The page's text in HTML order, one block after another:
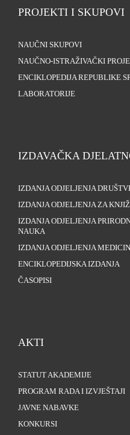
PROJEKTI I SKUPOVI
NAUČNI SKUPOVI
NAUČNO-ISTRAŽIVAČKI
ENCIKLOPEDIJA REPUBLIKE
LABORATORIJE
IZDAVAČKA
IZDANJA ODJELJENJA
IZDANJA ODJELJENJA ZA
IZDANJA ODJELJENJA
NAUKA
IZDANJA ODJELJENJA
ENCIKLOPEDIJSKA IZDANJA
ČASOPISI
AKTI
STATUT AKADEMIJE
PROGRAM RADA I IZVJEŠTAJI
JAVNE NABAVKE
KONKURSI